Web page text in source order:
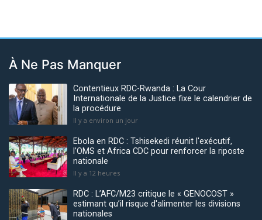
À Ne Pas Manquer
Contentieux RDC-Rwanda : La Cour
Internationale de la Justice fixe le calendrier de
la procédure
Il y a environ un jour
Ebola en RDC : Tshisekedi réunit l'exécutif,
l’OMS et Africa CDC pour renforcer la riposte
nationale
Il y a 12 heures
RDC : L’AFC/M23 critique le « GENOCOST »
estimant qu’il risque d'alimenter les divisions
nationales